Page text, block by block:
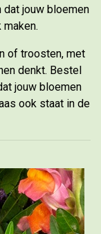
dat jouw bloemen
of troosten, met
denkt. Bestel
jouw bloemen
ook staat in de